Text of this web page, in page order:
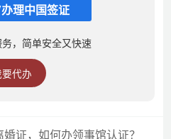
理中国签证
，简单安全又快速
代办
证，如何办领事馆认证？